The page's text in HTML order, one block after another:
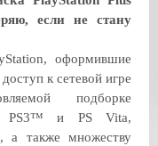
если не стану
оформившие
к сетевой игре
подборке
PS3™ и PS Vita,
а также множеству